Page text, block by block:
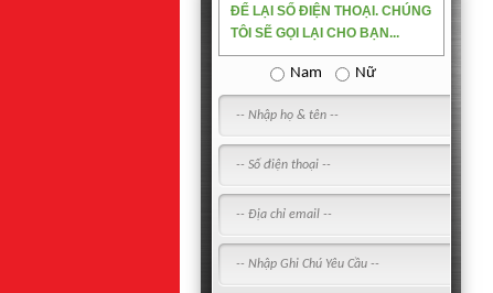
ĐỂ LẠI SỐ ĐIỆN THOẠI. CHÚNG
TÔI SẼ GỌI LẠI CHO BẠN...
Nam Nữ